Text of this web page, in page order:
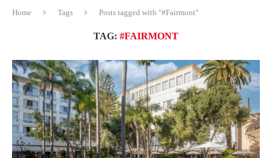
Home Tags Posts tagged with "#Fairmont"
TAG: #FAIRMONT